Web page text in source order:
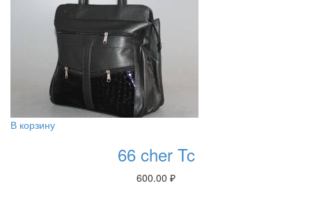
В корзину
66 cher Tc
600.00 ₽